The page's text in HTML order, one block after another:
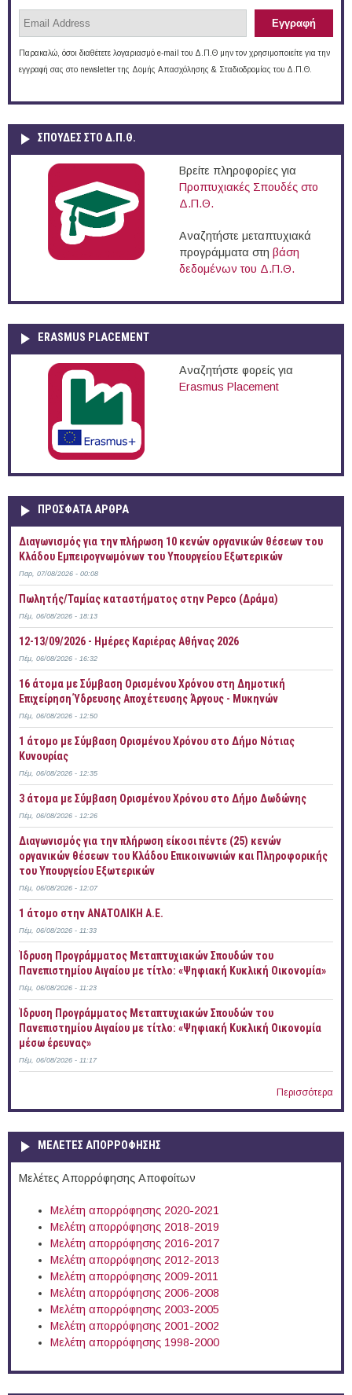
Παρακαλώ, όσοι διαθέτετε λογαριασμό e-mail του Δ.Π.Θ μην τον χρησιμοποιείτε για την
εγγραφή σας στο newsletter της Δομής Απασχόλησης & Σταδιοδρομίας του Δ.Π.Θ.
ΣΠΟΥΔΈΣ ΣΤΟ Δ.Π.Θ.
Βρείτε πληροφορίες για
Προπτυχιακές Σπουδές στο
Δ.Π.Θ.
Αναζητήστε μεταπτυχιακά
προγράμματα στη βάση
δεδομένων του Δ.Π.Θ.
ERASMUS PLACEMENT
Αναζητήστε φορείς για
Erasmus Placement
ΠΡOΣΦΑΤΑ AΡΘΡΑ
Διαγωνισμός για την πλήρωση 10 κενών οργανικών θέσεων του
Κλάδου Εμπειρογνωμόνων του Υπουργείου Εξωτερικών
Παρ, 07/08/2026 - 00:08
Πωλητής/Ταμίας καταστήματος στην Pepco (Δράμα)
Πέμ, 06/08/2026 - 18:13
12-13/09/2026 - Ημέρες Καριέρας Αθήνας 2026
Πέμ, 06/08/2026 - 16:32
16 άτομα με Σύμβαση Ορισμένου Χρόνου στη Δημοτική
Επιχείρηση Ύδρευσης Αποχέτευσης Άργους - Μυκηνών
Πέμ, 06/08/2026 - 12:50
1 άτομο με Σύμβαση Ορισμένου Χρόνου στο Δήμο Νότιας
Κυνουρίας
Πέμ, 06/08/2026 - 12:35
3 άτομα με Σύμβαση Ορισμένου Χρόνου στο Δήμο Δωδώνης
Πέμ, 06/08/2026 - 12:26
Διαγωνισμός για την πλήρωση είκοσι πέντε (25) κενών
οργανικών θέσεων του Κλάδου Επικοινωνιών και Πληροφορικής
του Υπουργείου Εξωτερικών
Πέμ, 06/08/2026 - 12:07
1 άτομο στην ΑΝΑΤΟΛΙΚΗ Α.Ε.
Πέμ, 06/08/2026 - 11:33
Ίδρυση Προγράμματος Μεταπτυχιακών Σπουδών του
Πανεπιστημίου Αιγαίου με τίτλο: «Ψηφιακή Κυκλική Οικονομία»
Πέμ, 06/08/2026 - 11:23
Ίδρυση Προγράμματος Μεταπτυχιακών Σπουδών του
Πανεπιστημίου Αιγαίου με τίτλο: «Ψηφιακή Κυκλική Οικονομία
μέσω έρευνας»
Πέμ, 06/08/2026 - 11:17
Περισσότερα
ΜΕΛΕΤΕΣ ΑΠΟΡΡΟΦΗΣΗΣ
Μελέτες Απορρόφησης Αποφοίτων
Μελέτη απορρόφησης 2020-2021
Μελέτη απορρόφησης 2018-2019
Μελέτη απορρόφησης 2016-2017
Μελέτη απορρόφησης 2012-2013
Μελέτη απορρόφησης 2009-2011
Μελέτη απορρόφησης 2006-2008
Μελέτη απορρόφησης 2003-2005
Μελέτη απορρόφησης 2001-2002
Μελέτη απορρόφησης 1998-2000